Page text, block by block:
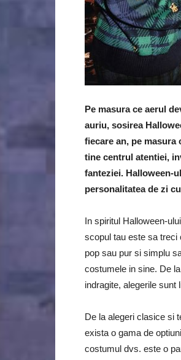
Pe masura ce aerul
auriu, sosirea
fiecare an, pe masura
tine centrul atentiei,
fanteziei. Halloween-
personalitatea de zi
In spiritul Halloween-
scopul tau este sa treci
pop sau pur si simplu
costumele in sine. De
indragite, alegerile sunt
De la alegeri clasice si
exista o gama de
costumul dvs. este o